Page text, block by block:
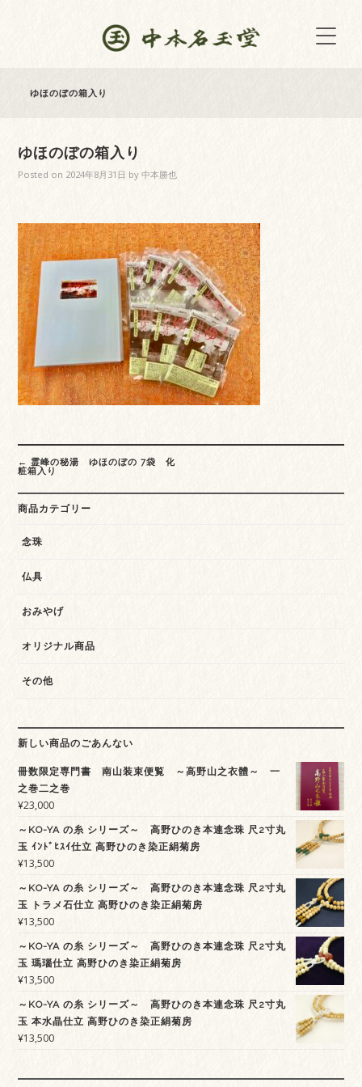
ゆほのぼの箱入り
ゆほのぼの箱入り
Posted on 2024年8月31日 by中本勝也
Post
navigation
← 霊峰の秘湯 ゆほのぼの 7袋 化
粧箱入り
商品カテゴリー
念珠
仏具
おみやげ
オリジナル商品
その他
新しい商品のごあんない
冊数限定専門書 南山装束便覧 ～高野山之衣體～ 一
之巻二之巻
¥23,000
～KO-YA の糸 シリーズ～ 高野ひのき本連念珠 尺2寸丸
玉 ｲﾝﾄﾞﾋｽｲ仕立 高野ひのき染正絹菊房
¥13,500
～KO-YA の糸 シリーズ～ 高野ひのき本連念珠 尺2寸丸
玉 トラメ石仕立 高野ひのき染正絹菊房
¥13,500
～KO-YA の糸 シリーズ～ 高野ひのき本連念珠 尺2寸丸
玉 瑪瑙仕立 高野ひのき染正絹菊房
¥13,500
～KO-YA の糸 シリーズ～ 高野ひのき本連念珠 尺2寸丸
玉 本水晶仕立 高野ひのき染正絹菊房
¥13,500